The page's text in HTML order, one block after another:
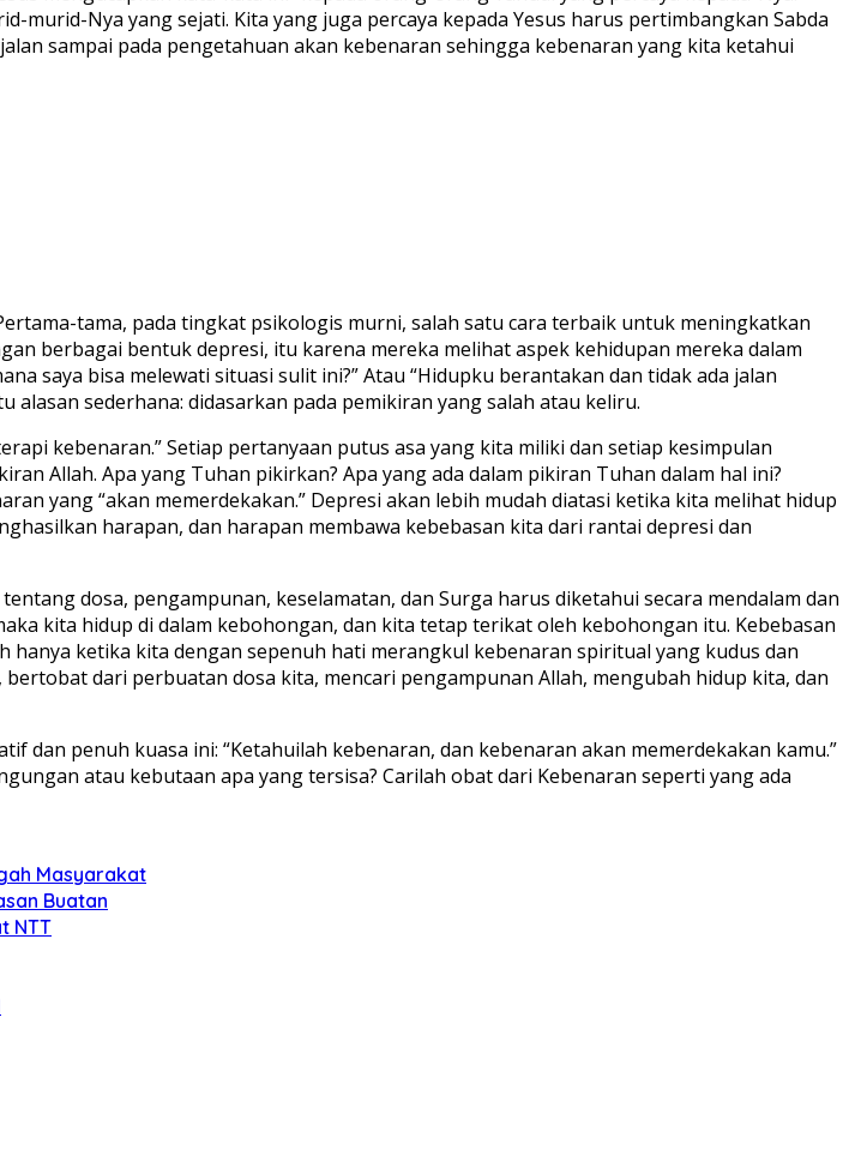
murid-Nya yang sejati. Kita yang juga percaya kepada Yesus harus pertimbangkan Sabda
sampai pada pengetahuan akan kebenaran sehingga kebenaran yang kita ketahui
tama, pada tingkat psikologis murni, salah satu cara terbaik untuk meningkatkan
berbagai bentuk depresi, itu karena mereka melihat aspek kehidupan mereka dalam
saya bisa melewati situasi sulit ini?” Atau “Hidupku berantakan dan tidak ada jalan
sederhana: didasarkan pada pemikiran yang salah atau keliru.
kebenaran.” Setiap pertanyaan putus asa yang kita miliki dan setiap kesimpulan
Allah. Apa yang Tuhan pikirkan? Apa yang ada dalam pikiran Tuhan dalam hal ini?
yang “akan memerdekakan.” Depresi akan lebih mudah diatasi ketika kita melihat hidup
harapan, dan harapan membawa kebebasan kita dari rantai depresi dan
dosa, pengampunan, keselamatan, dan Surga harus diketahui secara mendalam dan
kita hidup di dalam kebohongan, dan kita tetap terikat oleh kebohongan itu. Kebebasan
ketika kita dengan sepenuh hati merangkul kebenaran spiritual yang kudus dan
dari perbuatan dosa kita, mencari pengampunan Allah, mengubah hidup kita, dan
penuh kuasa ini: “Ketahuilah kebenaran, dan kebenaran akan memerdekakan kamu.”
atau kebutaan apa yang tersisa? Carilah obat dari Kebenaran seperti yang ada
Masyarakat
Buatan
NTT